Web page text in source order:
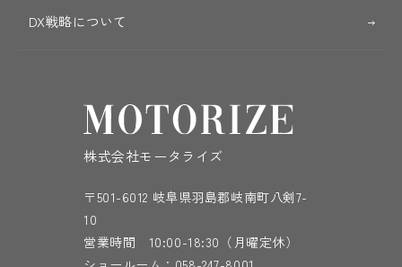
DX戦略について
株式会社モータライズ
〒501-6012 岐阜県羽島郡岐南町八剣7-
10
営業時間 10:00-18:30（月曜定休）